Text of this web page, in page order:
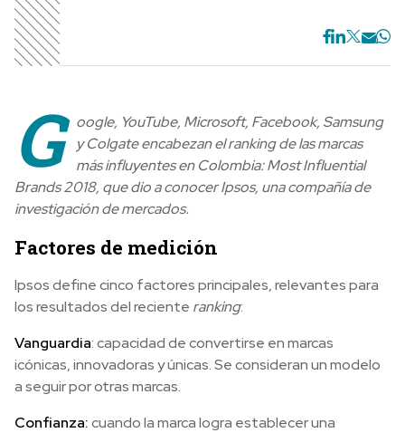
G
oogle, YouTube, Microsoft, Facebook, Samsung
y Colgate encabezan el ranking de las marcas
más influyentes en Colombia: Most Influential
Brands 2018, que dio a conocer Ipsos, una compañía de
investigación de mercados.
Factores de medición
Ipsos define cinco factores principales, relevantes para
los resultados del reciente ranking:
Vanguardia: capacidad de convertirse en marcas
icónicas, innovadoras y únicas. Se consideran un modelo
a seguir por otras marcas.
Confianza:cuando la marca logra establecer una